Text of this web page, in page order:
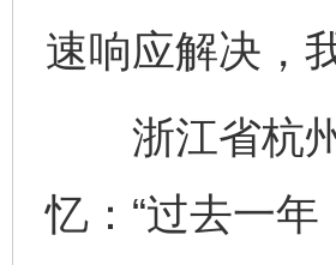
速响应解决，
浙江省杭州
忆：“过去一年